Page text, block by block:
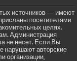
источников — имеют
посетителями
целях.
Администрация
не несет. Если Вы
нарушают авторские
организации,